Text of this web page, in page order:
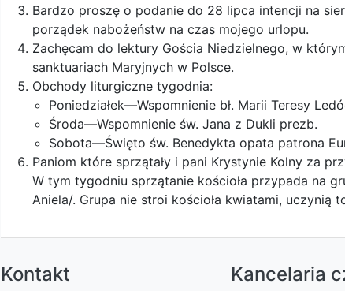
Bardzo proszę o podanie do 28 lipca intencji na
porządek nabożeństw na czas mojego urlopu.
Zachęcam do lektury Gościa Niedzielnego, w
sanktuariach Maryjnych w Polsce.
Obchody liturgiczne tygodnia:
Poniedziałek—Wspomnienie bł. Marii Teresy
Środa—Wspomnienie św. Jana z Dukli prezb.
Sobota—Święto św. Benedykta opata patrona
Paniom które sprzątały i pani Krystynie Kolny za
W tym tygodniu sprzątanie kościoła przypada na
Aniela/. Grupa nie stroi kościoła kwiatami, uczynią
Kontakt Kancelaria